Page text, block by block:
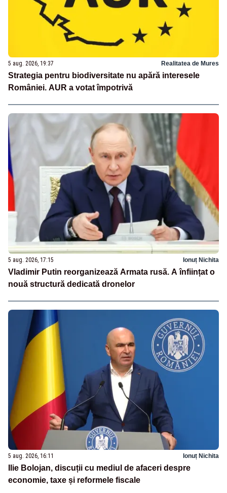
5 aug. 2026, 19:37 Realitatea de Mures
Strategia pentru biodiversitate nu apără interesele
României. AUR a votat împotrivă
5 aug. 2026, 17:15 Ionuț Nichita
Vladimir Putin reorganizează Armata rusă. A înființat o
nouă structură dedicată dronelor
5 aug. 2026, 16:11 Ionuț Nichita
Ilie Bolojan, discuții cu mediul de afaceri despre
economie, taxe și reformele fiscale